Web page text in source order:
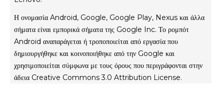
Η ονομασία Android, Google, Google Play, Nexus και άλλα
σήματα είναι εμπορικά σήματα της Google Inc. Το ρομπότ
Android αναπαράγεται ή τροποποιείται από εργασία που
δημιουργήθηκε και κοινοποιήθηκε από την Google και
χρησιμοποιείται σύμφωνα με τους όρους που περιγράφονται στην
άδεια Creative Commons 3.0 Attribution License.